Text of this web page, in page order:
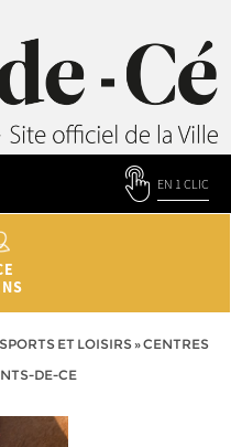
EN 1 CLIC
SPORTS ET LOISIRS»CENTRES
DE-CE